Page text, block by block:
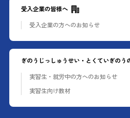
受入企業の皆様へ
受入企業の方へのお知らせ
ぎのうじっしゅうせい・とくていぎのう
実習生・就労中の方へのお知らせ
実習生向け教材